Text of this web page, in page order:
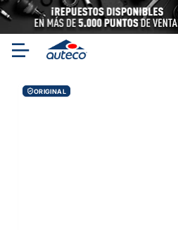
ORIGINAL